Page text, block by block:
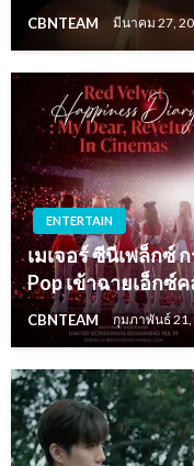
CBNTEAM มีนาคม 27,
ENTERTAIN
เมเจอร์ ซีนีเพล็กซ์
Pop เข้าฉายเอ็กซ์
CBNTEAM กุมภาพันธ์ 21,